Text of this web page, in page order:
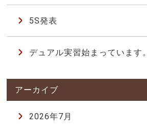
5S発表
デュアル実習始まっています。
2026年7月